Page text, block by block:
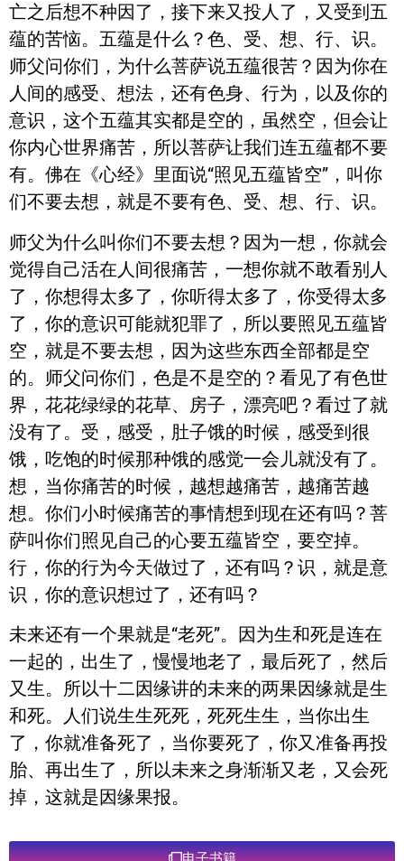
亡之后想不种因了，接下来又投人了，又受到五
蕴的苦恼。五蕴是什么？色、受、想、行、识。
师父问你们，为什么菩萨说五蕴很苦？因为你在
人间的感受、想法，还有色身、行为，以及你的
意识，这个五蕴其实都是空的，虽然空，但会让
你内心世界痛苦，所以菩萨让我们连五蕴都不要
有。佛在《心经》里面说“照见五蕴皆空”，叫你
们不要去想，就是不要有色、受、想、行、识。
师父为什么叫你们不要去想？因为一想，你就会
觉得自己活在人间很痛苦，一想你就不敢看别人
了，你想得太多了，你听得太多了，你受得太多
了，你的意识可能就犯罪了，所以要照见五蕴皆
空，就是不要去想，因为这些东西全部都是空
的。师父问你们，色是不是空的？看见了有色世
界，花花绿绿的花草、房子，漂亮吧？看过了就
没有了。受，感受，肚子饿的时候，感受到很
饿，吃饱的时候那种饿的感觉一会儿就没有了。
想，当你痛苦的时候，越想越痛苦，越痛苦越
想。你们小时候痛苦的事情想到现在还有吗？菩
萨叫你们照见自己的心要五蕴皆空，要空掉。
行，你的行为今天做过了，还有吗？识，就是意
识，你的意识想过了，还有吗？
未来还有一个果就是“老死”。因为生和死是连在
一起的，出生了，慢慢地老了，最后死了，然后
又生。所以十二因缘讲的未来的两果因缘就是生
和死。人们说生生死死，死死生生，当你出生
了，你就准备死了，当你要死了，你又准备再投
胎、再出生了，所以未来之身渐渐又老，又会死
掉，这就是因缘果报。